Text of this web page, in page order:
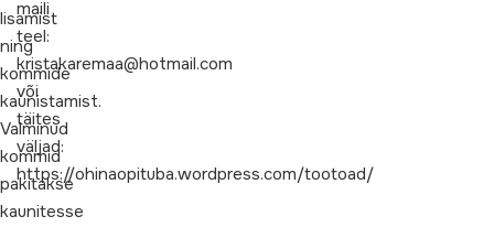
lisamist
ning
kommide
kaunistamist.
Valminud
kommid
pakitakse
kaunitesse
maili
teel:
kristakaremaa@hotmail.com
või
täites
väljad:
https://ohinaopituba.wordpress.com/tootoad/